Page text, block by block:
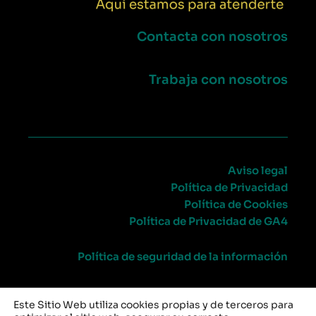
Contacta con nosotros
Trabaja con nosotros
Aviso legal
Política de Privacidad
Política de Cookies
Política de Privacidad de GA4
Política de seguridad de la información
Este Sitio Web utiliza cookies propias y de terceros para